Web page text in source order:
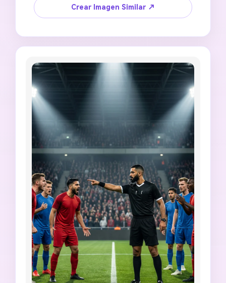
silbato, una mano señalando una falta, fondo
dramático del campo, desenfoque de
equipación de árbitro negro nítida, fotografía
deportiva profesional, recorte 4:5, sin marca
semejanza de persona real, sin texto ilegible,
sin silbato deformado, sin manos
desordenadas.
Crear Imagen Similar ↗